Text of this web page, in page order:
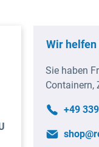
Wir helfen
Sie haben
Containern,
+49